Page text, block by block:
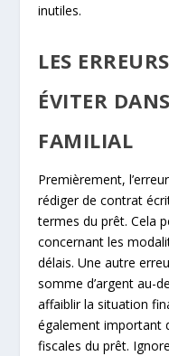
inutiles.
LES
ÉVITER
FAMILIAL
Premièrement,
rédiger de contrat
termes du prêt. Cela
concernant les
délais. Une autre
somme d’argent au-
affaiblir la situation
également important
fiscales du prêt.